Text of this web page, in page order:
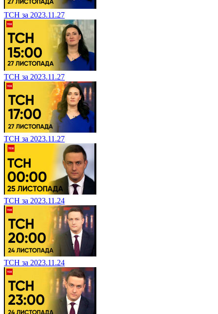
ТСН за 2023.11.27
ТСН за 2023.11.27
ТСН за 2023.11.27
ТСН за 2023.11.24
ТСН за 2023.11.24